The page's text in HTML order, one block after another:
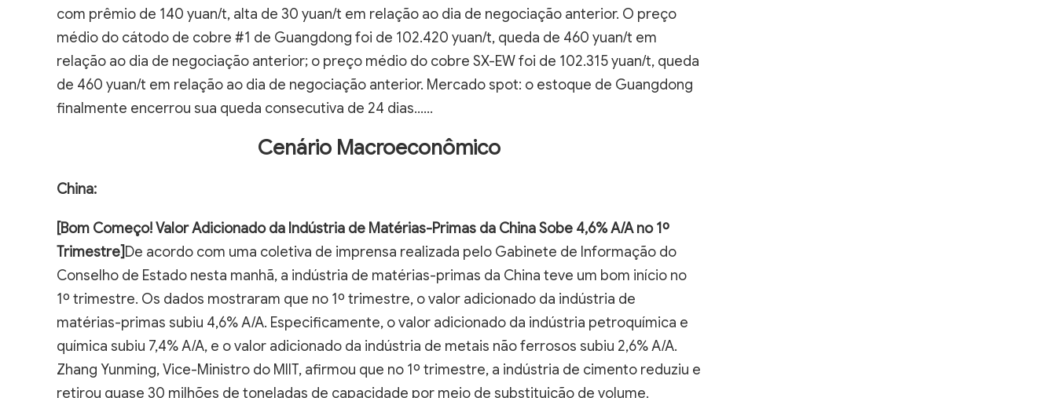
com prêmio de 140 yuan/t, alta de 30 yuan/t em relação ao dia de negociação anterior. O preço
médio do cátodo de cobre #1 de Guangdong foi de 102.420 yuan/t, queda de 460 yuan/t em
relação ao dia de negociação anterior; o preço médio do cobre SX-EW foi de 102.315 yuan/t, queda
de 460 yuan/t em relação ao dia de negociação anterior. Mercado spot: o estoque de Guangdong
finalmente encerrou sua queda consecutiva de 24 dias......
Cenário Macroeconômico
China:
[Bom Começo! Valor Adicionado da Indústria de Matérias-Primas da China Sobe 4,6% A/A no 1º
Trimestre] De acordo com uma coletiva de imprensa realizada pelo Gabinete de Informação do
Conselho de Estado nesta manhã, a indústria de matérias-primas da China teve um bom início no
1º trimestre. Os dados mostraram que no 1º trimestre, o valor adicionado da indústria de
matérias-primas subiu 4,6% A/A. Especificamente, o valor adicionado da indústria petroquímica e
química subiu 7,4% A/A, e o valor adicionado da indústria de metais não ferrosos subiu 2,6% A/A.
Zhang Yunming, Vice-Ministro do MIIT, afirmou que no 1º trimestre, a indústria de cimento reduziu e
retirou quase 30 milhões de toneladas de capacidade por meio de substituição de volume.